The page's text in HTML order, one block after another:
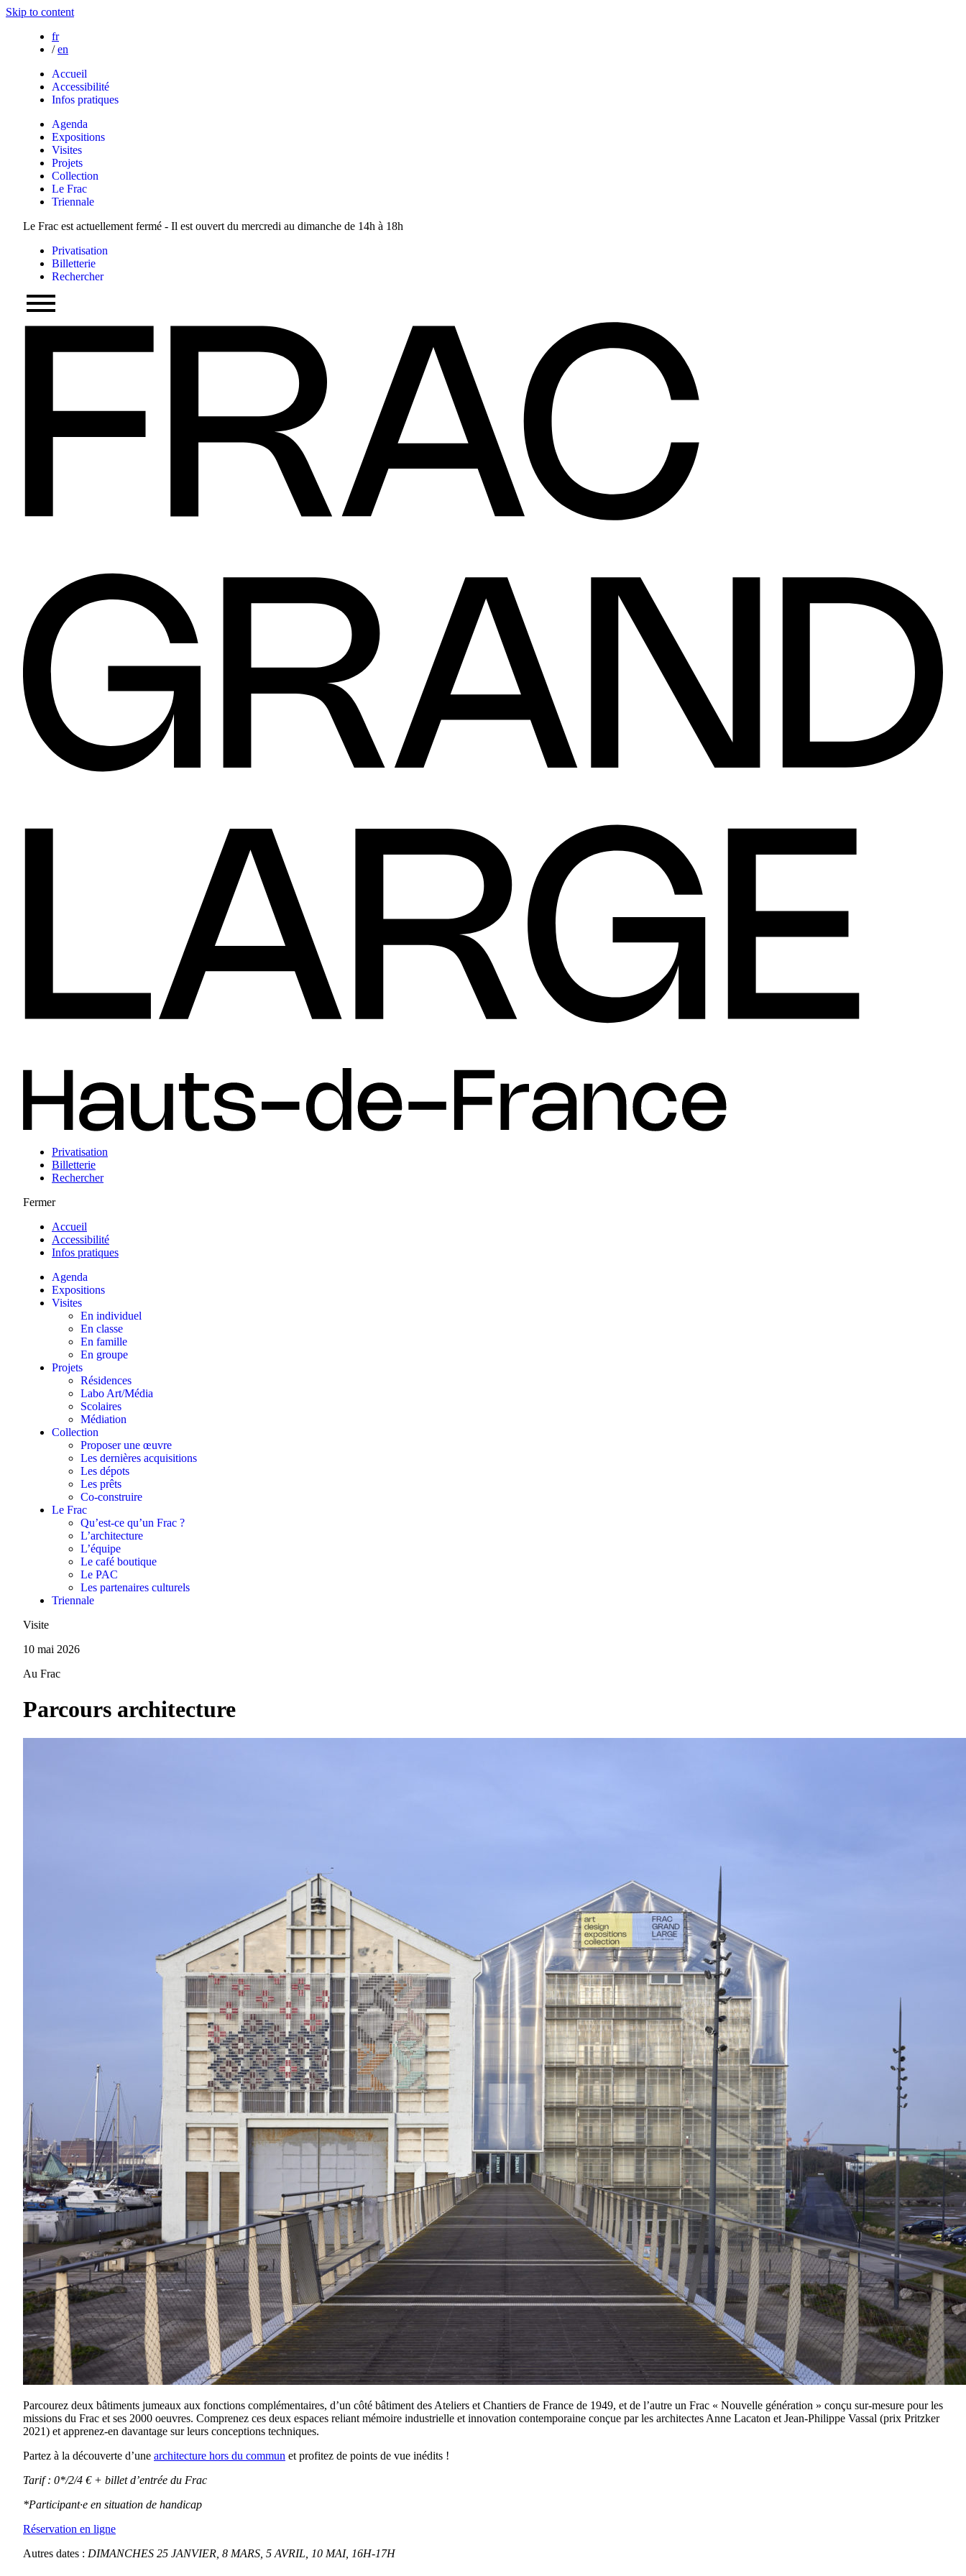
Skip to content
fr
/ en
Accueil
Accessibilité
Infos pratiques
Agenda
Expositions
Visites
Projets
Collection
Le Frac
Triennale
Le Frac est actuellement fermé - Il est ouvert du mercredi au dimanche de 14h à 18h
Privatisation
Billetterie
Rechercher
Privatisation
Billetterie
Rechercher
Fermer
Accueil
Accessibilité
Infos pratiques
Agenda
Expositions
Visites
En individuel
En classe
En famille
En groupe
Projets
Résidences
Labo Art/Média
Scolaires
Médiation
Collection
Proposer une œuvre
Les dernières acquisitions
Les dépots
Les prêts
Co-construire
Le Frac
Qu’est-ce qu’un Frac ?
L’architecture
L’équipe
Le café boutique
Le PAC
Les partenaires culturels
Triennale
Visite
10 mai 2026
Au Frac
Parcours architecture
Parcourez deux bâtiments jumeaux aux fonctions complémentaires, d’un côté bâtiment des Ateliers et Chantiers de France de 1949, et de l’autre un Frac « Nouvelle génération » conçu sur-mesure pour les
missions du Frac et ses 2000 oeuvres. Comprenez ces deux espaces reliant mémoire industrielle et innovation contemporaine conçue par les architectes Anne Lacaton et Jean-Philippe Vassal (prix Pritzker
2021) et apprenez-en davantage sur leurs conceptions techniques.
Partez à la découverte d’une architecture hors du commun et profitez de points de vue inédits !
Tarif : 0*/2/4 € + billet d’entrée du Frac
*Participant·e en situation de handicap
Réservation en ligne
Autres dates : DIMANCHES 25 JANVIER, 8 MARS, 5 AVRIL, 10 MAI, 16H-17H